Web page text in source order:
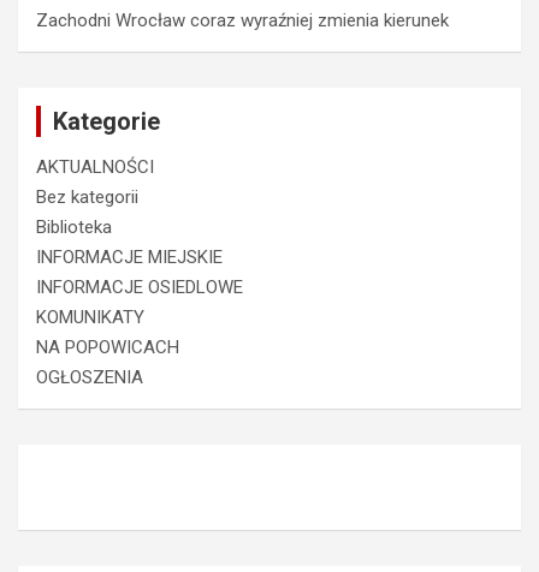
Zachodni Wrocław coraz wyraźniej zmienia kierunek
Kategorie
AKTUALNOŚCI
Bez kategorii
Biblioteka
INFORMACJE MIEJSKIE
INFORMACJE OSIEDLOWE
KOMUNIKATY
NA POPOWICACH
OGŁOSZENIA